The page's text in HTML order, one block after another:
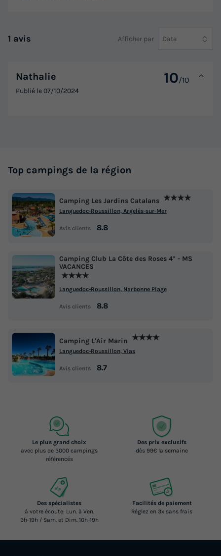
1 avis Afficher par Date
Nathalie 10/10
Publié le07/10/2024
Top campings de la région
Camping Les Jardins Catalans ★★★★
Languedoc-Roussillon, Argelès-sur-Mer
Avis clients 8.8
Camping Club La Côte des Roses 4* - MS
VACANCES
★★★★
Languedoc-Roussillon, Narbonne Plage
Avis clients 8.8
Camping L'Air Marin ★★★★
Languedoc-Roussillon, Vias
Avis clients 8.7
Le plus grand choix
avec plus de 3000 campings
référencés
Des prix exclusifs
dès 99€ la semaine
Des spécialistes
à votre écoute: Lun. à Ven.
9h-19h / Sam. et Dim. 10h-19h
Facilités de paiement
Réglez en 3x sans frais